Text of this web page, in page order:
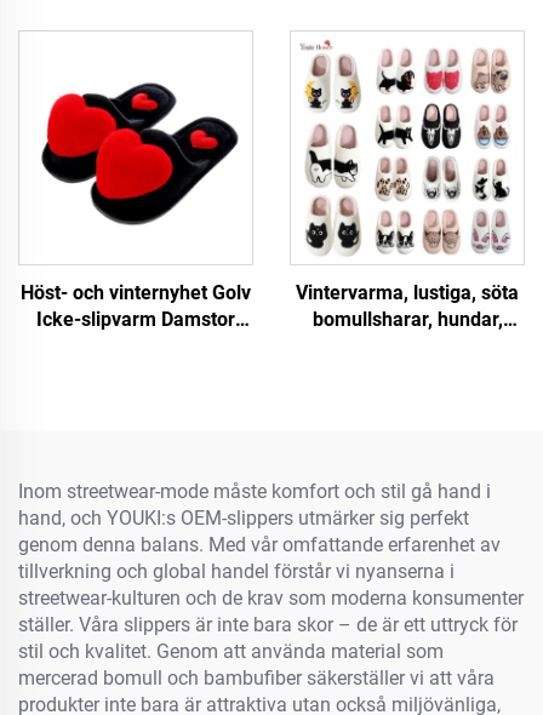
Höst- och vinternyhet Golv
Icke-slipvarm Damstor
Vintervarma, lustiga, söta
bomullsharar, hundar,
Inom streetwear-mode måste komfort och stil gå hand i
hand, och YOUKI:s OEM-slippers utmärker sig perfekt
genom denna balans. Med vår omfattande erfarenhet av
tillverkning och global handel förstår vi nyanserna i
streetwear-kulturen och de krav som moderna konsumenter
ställer. Våra slippers är inte bara skor – de är ett uttryck för
stil och kvalitet. Genom att använda material som
mercerad bomull och bambufiber säkerställer vi att våra
produkter inte bara är attraktiva utan också miljövänliga,